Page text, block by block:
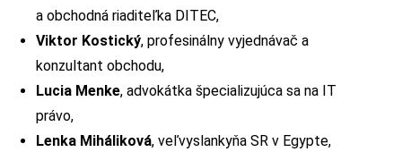
a obchodná riaditeľka DITEC,
Viktor Kostický, profesinálny vyjednávač a
konzultant obchodu,
Lucia Menke, advokátka špecializujúca sa na IT
právo,
Lenka Miháliková, veľvyslankyňa SR v Egypte,